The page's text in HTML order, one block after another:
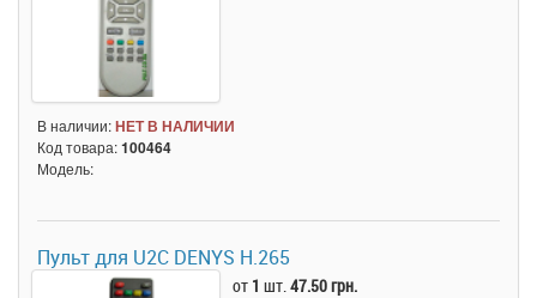
В наличии:НЕТ В НАЛИЧИИ
Код товара:100464
Модель:
Пульт для U2C DENYS H.265
от 1 шт.47.50 грн.